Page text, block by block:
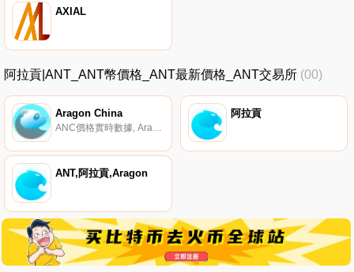
AXIAL
阿拉貢|ANT_ANT幣價格_ANT最新價格_ANT交易所 (00)
Aragon China 阿拉貢
ANT,阿拉貢,Aragon